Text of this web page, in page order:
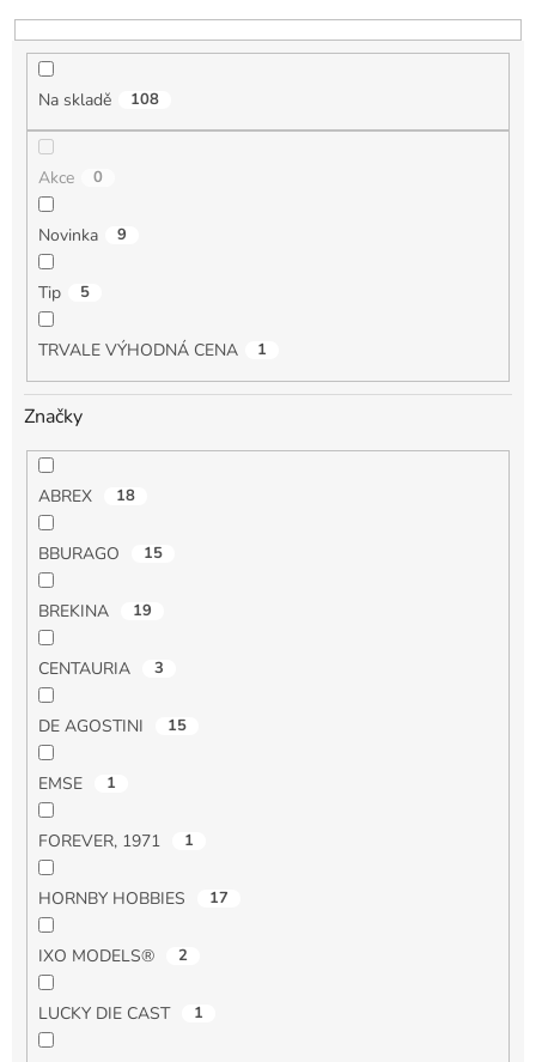
u
Na skladě 108
Akce 0
Novinka 9
Tip 5
TRVALE VÝHODNÁ CENA 1
Značky
ABREX 18
BBURAGO 15
BREKINA 19
CENTAURIA 3
DE AGOSTINI 15
EMSE 1
FOREVER, 1971 1
HORNBY HOBBIES 17
IXO MODELS® 2
LUCKY DIE CAST 1